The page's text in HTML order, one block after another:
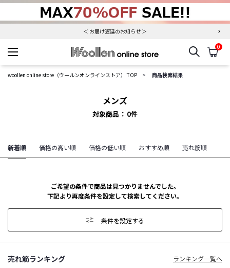
夏季休業について（出荷、お問い合わせ窓口）
＜ お届け遅延のお知らせ ＞
woollen online store
検索 カ
0
woollen online store（ウールンオンラインストア） TOP 商品検索結果
メンズ
対象商品 0件
新着順 価格の高い順 価格の低い順 おすすめ順 売れ筋順
ご希望の条件で商品は見つかりませんでした。
下記より再度条件を設定して検索してください。
条件を設定する
売れ筋ランキング ランキング一覧へ